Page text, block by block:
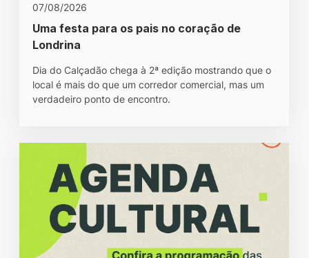
07/08/2026
Uma festa para os pais no coração de
Londrina
Dia do Calçadão chega à 2ª edição mostrando que o
local é mais do que um corredor comercial, mas um
verdadeiro ponto de encontro.